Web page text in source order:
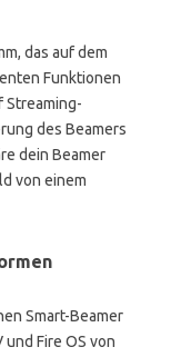
das auf dem
Funktionen
Streaming-
des Beamers
dein Beamer
von einem
Smart-Beamer
Fire OS von